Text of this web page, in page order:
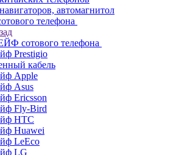
автомагнитол
телефона
сотового телефона
Prestigio
кабель
Apple
Asus
Ericsson
Fly-Bird
HTC
Huawei
LeEco
LG